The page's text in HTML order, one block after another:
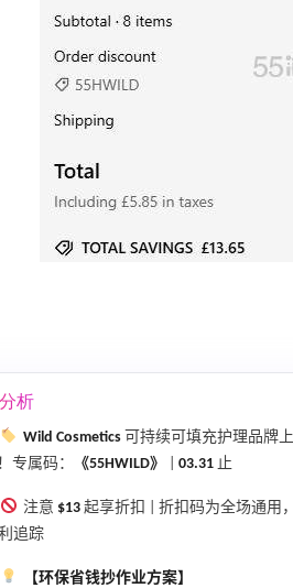
析
Wild Cosmetics 可持续可填充护理品牌
专属码： 《55HWILD》 03.31 止
注意 $13 起享折扣 | 折扣码为全场通用
追踪
【环保省钱抄作业方案】